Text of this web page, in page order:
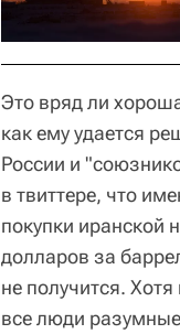
Это вряд ли
как ему удается
России и
в твиттере, что
покупки иранской
долларов за
не получится.
все люди